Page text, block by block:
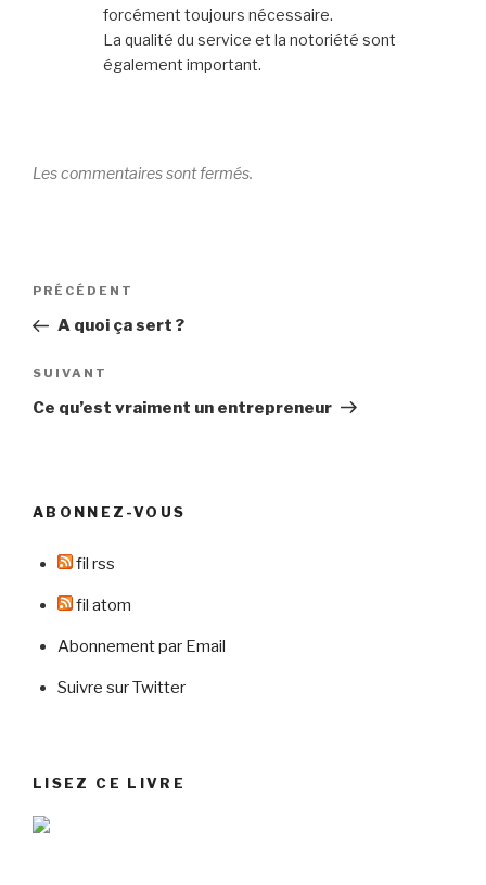
forcément toujours nécessaire.
La qualité du service et la notoriété sont
également important.
Les commentaires sont fermés.
Navigation
l’article
Article
précédent
PRÉCÉDENT
A quoi ça sert ?
Article
suivant
SUIVANT
Ce qu’est vraiment un entrepreneur
ABONNEZ-VOUS
fil rss
fil atom
Abonnement par Email
Suivre sur Twitter
LISEZ CE LIVRE